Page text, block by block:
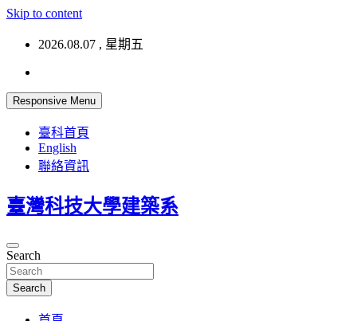
Skip to content
2026.08.07 , 星期五
Responsive Menu
臺科首頁
English
聯絡資訊
臺灣科技大學建築系
Search
Search